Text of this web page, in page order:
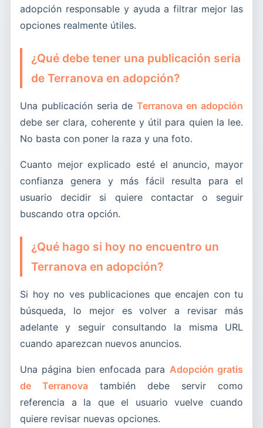
adopción responsable y ayuda a filtrar mejor las
opciones realmente útiles.
¿Qué debe tener una publicación seria
de Terranova en adopción?
Una publicación seria deTerranova en adopción
debe ser clara, coherente y útil para quien la lee.
No basta con poner la raza y una foto.
Cuanto mejor explicado esté el anuncio, mayor
confianza genera y más fácil resulta para el
usuario decidir si quiere contactar o seguir
buscando otra opción.
¿Qué hago si hoy no encuentro un
Terranova en adopción?
Si hoy no ves publicaciones que encajen con tu
búsqueda, lo mejor es volver a revisar más
adelante y seguir consultando la misma URL
cuando aparezcan nuevos anuncios.
Una página bien enfocada para Adopción gratis
de Terranova también debe servir como
referencia a la que el usuario vuelve cuando
quiere revisar nuevas opciones.